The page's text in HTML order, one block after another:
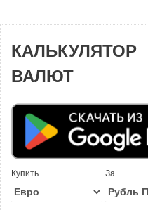
КАЛЬКУЛЯТОР
ВАЛЮТ
Купить За